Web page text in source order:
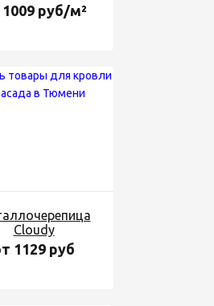
1009 руб/м²
Cloudy
1129 руб